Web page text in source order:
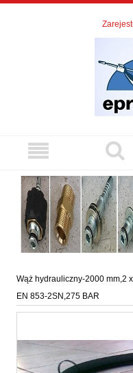
Wąż hydrauliczny-2000 mm,2
EN 853-2SN,275 BAR